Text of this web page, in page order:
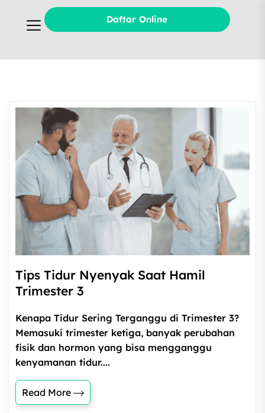
Daftar Online
Tips Tidur Nyenyak Saat Hamil
Trimester 3
Kenapa Tidur Sering Terganggu di Trimester 3?
Memasuki trimester ketiga, banyak perubahan
fisik dan hormon yang bisa mengganggu
kenyamanan tidur....
Read More